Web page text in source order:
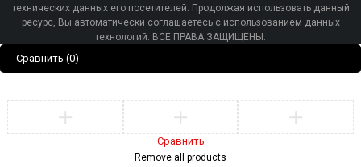
технических данных его посетителей. Продолжая использовать данный
ресурс, Вы автоматически соглашаетесь с использованием данных
технологий. ВСЕ ПРАВА ЗАЩИЩЕНЫ.
Сравнить (0)
Сравнить
Remove all products